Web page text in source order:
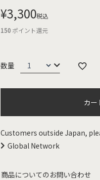
¥3,300税込
150ポイント還元
カー
Customers outside Japan,
Global Network
商品についてのお問い合わせ